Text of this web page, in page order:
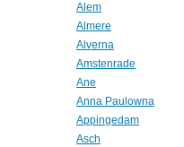
Alem
Almere
Alverna
Amstenrade
Ane
Anna Paulowna
Appingedam
Asch